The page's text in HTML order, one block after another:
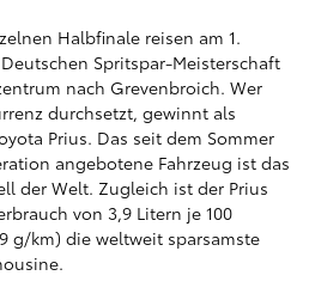
Halbfinale reisen am 1.
Spritspar-Meisterschaft
nach Grevenbroich. Wer
durchsetzt, gewinnt als
Prius. Das seit dem Sommer
angebotene Fahrzeug ist das
der Welt. Zugleich ist der Prius
von 3,9 Litern je 100
g/km) die weltweit sparsamste